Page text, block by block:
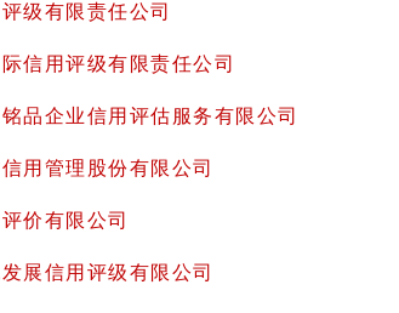
级有限责任公司
信用评级有限责任公司
品企业信用评估服务有限公司
用管理股份有限公司
价有限公司
展信用评级有限公司